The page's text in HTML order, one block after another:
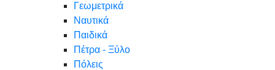
Γεωμετρικά
Ναυτικά
Παιδικά
Πέτρα - Ξύλο
Πόλεις